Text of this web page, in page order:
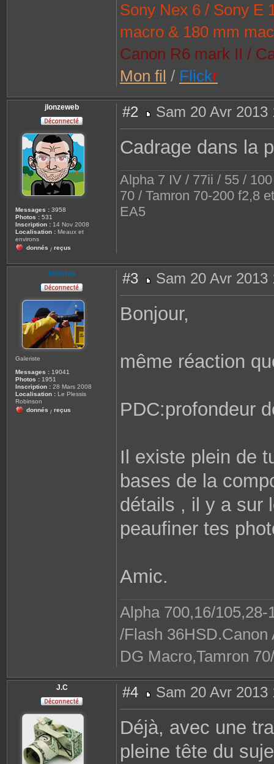
Sony Nex 6 / Sony E
macro & 180 mm
Canon R6 mark II /
Mon fil / Flickr
jlonzeweb
Messages : 3958
Photos : 531
Inscription : 14 Nov 2008
Localisation : Meaux et
environs
donnés / reçus
#2
e
Sam 20 Avr 2013
Cadrage dans la
Alpha 7 IV / 77ii / 55 /
70 / Tamron 70-200 f2,8
EA5
Midship
Galeriste
Messages : 19041
Photos : 1951
Inscription : 28 Mars 2008
Localisation : Le Plessis
Robinson
donnés / reçus
#3
e
g
Sam 20 Avr 2013
Bonjour,
même réaction
PDC:profondeur
Il existe plein de
bases de la
détails , il y a sur
peaufiner tes
Amic.
Alpha 700,16/
/Flash 36HSD.Canon
DG Macro,Tamron
J.C #4
e
s
a
Sam 20 Avr 2013
Déjà, avec une
pleine tête du